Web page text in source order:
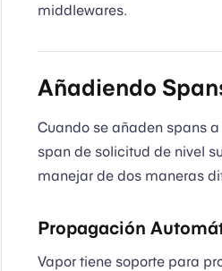
middlewares.
Añadiendo
Cuando se añaden spans
span de solicitud de nivel
manejar de dos maneras
Propagación
Vapor tiene soporte para